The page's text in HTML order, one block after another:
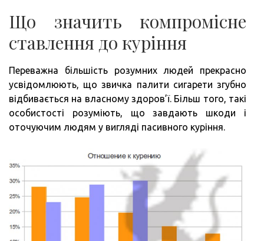
Що значить компромісне
ставлення до куріння
Переважна більшість розумних людей прекрасно
усвідомлюють, що звичка палити сигарети згубно
відбивається на власному здоров’ї. Більш того, такі
особистості розуміють, що завдають шкоди і
оточуючим людям у вигляді пасивного куріння.